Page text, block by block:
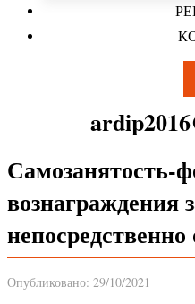
Самозанятость-
вознаграждения
непосредственно
Опубликовано: 29/10/2021